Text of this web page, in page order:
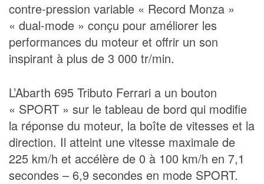
contre-pression variable « Record Monza »
« dual-mode » conçu pour améliorer les
performances du moteur et offrir un son
inspirant à plus de 3 000 tr/min.
L’Abarth 695 Tributo Ferrari a un bouton
« SPORT » sur le tableau de bord qui modifie
la réponse du moteur, la boîte de vitesses et la
direction. Il atteint une vitesse maximale de
225 km/h et accélère de 0 à 100 km/h en 7,1
secondes – 6,9 secondes en mode SPORT.